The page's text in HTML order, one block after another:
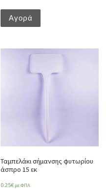
Αγορά
Ταμπελάκι σήμανσης φυτωρίου
άσπρο 15 εκ
0.25€ με ΦΠΑ